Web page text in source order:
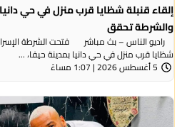
إلقاء قنبلة شظايا قرب منزل في حي دانيا
والشرطة تحقق
راديو الناس – بث مباشر فتحت الشرطة
شظايا قرب منزل في حي دانيا بمدينة حيفا، ...
5 أغسطس 2026 | 1:07 مساءً